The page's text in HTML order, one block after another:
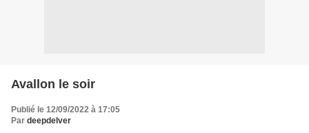
Avallon le soir
Publié le 12/09/2022 à 17:05
Par deepdelver